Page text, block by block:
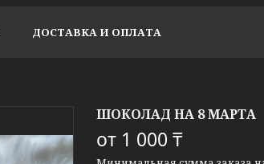
ДОСТАВКА И ОПЛАТА
ШОКОЛАД НА 8 МАРТА
от 1 000 ₸